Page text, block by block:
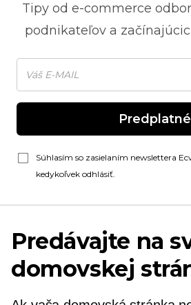
Tipy od e-commerce
podnikateľov a
Predplatné
Súhlasím so zasielaním newslettera
kedykoľvek odhlásiť.
Predávajte na
domovskej